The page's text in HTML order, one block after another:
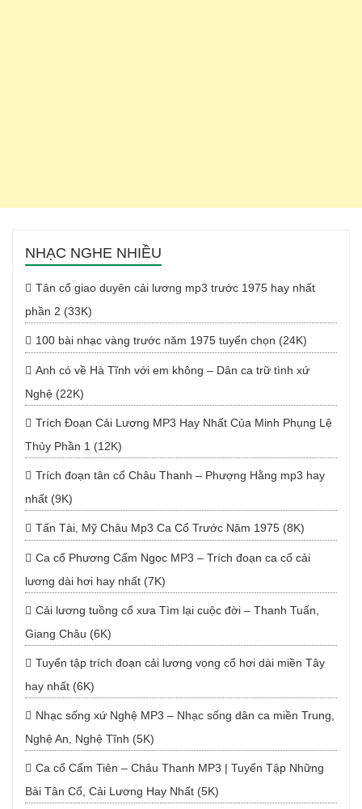
NHẠC NGHE NHIỀU
Tân cổ giao duyên cải lương mp3 trước 1975 hay nhất
phần 2 (33K)
100 bài nhạc vàng trước năm 1975 tuyển chọn (24K)
Anh có về Hà Tĩnh với em không – Dân ca trữ tình xứ
Nghệ (22K)
Trích Đoạn Cải Lương MP3 Hay Nhất Của Minh Phụng Lệ
Thủy Phần 1 (12K)
Trích đoạn tân cổ Châu Thanh – Phượng Hằng mp3 hay
nhất (9K)
Tấn Tài, Mỹ Châu Mp3 Ca Cổ Trước Năm 1975 (8K)
Ca cổ Phương Cẩm Ngọc MP3 – Trích đoạn ca cổ cải
lương dài hơi hay nhất (7K)
Cải lương tuồng cổ xưa Tìm lại cuộc đời – Thanh Tuấn,
Giang Châu (6K)
Tuyển tập trích đoạn cải lương vọng cổ hơi dài miền Tây
hay nhất (6K)
Nhạc sống xứ Nghệ MP3 – Nhạc sống dân ca miền Trung,
Nghệ An, Nghệ Tĩnh (5K)
Ca cổ Cẩm Tiên – Châu Thanh MP3 | Tuyển Tập Những
Bài Tân Cổ, Cải Lương Hay Nhất (5K)